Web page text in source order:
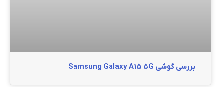
بررسی گوشی Samsung Galaxy A15 5G